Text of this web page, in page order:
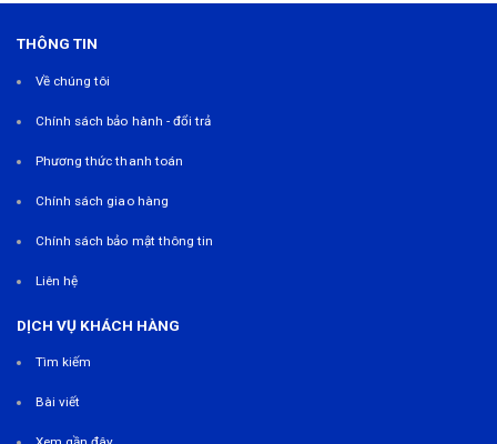
THÔNG TIN
Về chúng tôi
Chính sách bảo hành - đổi trả
Phương thức thanh toán
Chính sách giao hàng
Chính sách bảo mật thông tin
Liên hệ
DỊCH VỤ KHÁCH HÀNG
Tìm kiếm
Bài viết